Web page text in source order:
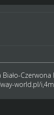
Biało-Czerwona
world.pl/